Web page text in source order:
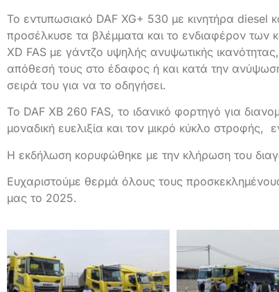
Το εντυπωσιακό DAF XG+ 530 με κινητήρα diesel
προσέλκυσε τα βλέμματα και το ενδιαφέρον
XD FAS με γάντζο υψηλής ανυψωτικής
απόθεσή τους στο έδαφος ή και κατά την
σειρά του για να το οδηγήσει.
Το DAF ΧΒ 260 FAS, το ιδανικό φορτηγό για
μοναδική ευελιξία και τον μικρό κύκλο
Η εκδήλωση κορυφώθηκε με την κλήρωση του
Ευχαριστούμε θερμά όλους τους
μας το 2025.